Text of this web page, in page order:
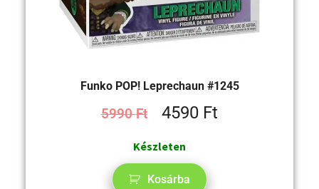
Funko POP! Leprechaun #1245
5990Ft 4590 Ft
Készleten
Kosárba